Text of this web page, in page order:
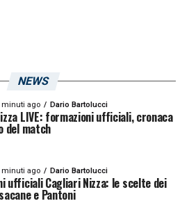
NEWS
minuti ago Dario Bartolucci
LIVE: formazioni ufficiali, cronaca
del match
minuti ago Dario Bartolucci
ufficiali Cagliari Nizza: le scelte dei
e Pantoni